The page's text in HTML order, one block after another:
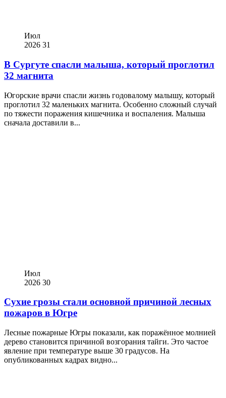
Июл
2026 31
В Сургуте спасли малыша, который проглотил
32 магнита
Югорские врачи спасли жизнь годовалому малышу, который
проглотил 32 маленьких магнита. Особенно сложный случай
по тяжести поражения кишечника и воспаления. Малыша
сначала доставили в...
Июл
2026 30
Сухие грозы стали основной причиной лесных
пожаров в Югре
Лесные пожарные Югры показали, как поражённое молнией
дерево становится причиной возгорания тайги. Это частое
явление при температуре выше 30 градусов. На
опубликованных кадрах видно...